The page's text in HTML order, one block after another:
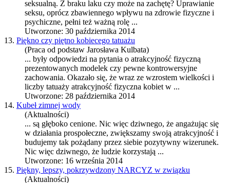
seksualną. Z braku laku czy może na zachętę? Uprawianie
seksu, oprócz zbawiennego wpływu na zdrowie fizyczne i
psychiczne, pełni też ważną rolę ...
Utworzone: 30 października 2014
13. Piękno czy piętno kobiecego tatuażu
(Praca od podstaw Jarosława Kulbata)
... były odpowiedzi na pytania o atrakcyjność fizyczną
prezentowanych modelek czy pewne kontrowersyjne
zachowania. Okazało się, że wraz ze wzrostem wielkości i
liczby tatuaży atrakcyjność fizyczna kobiet w ...
Utworzone: 28 października 2014
14. Kubeł zimnej wody
(Aktualności)
... są głęboko cenione. Nic więc dziwnego, że angażując się
w działania prospołeczne, zwiększamy swoją atrakcyjność i
budujemy tak pożądany przez siebie pozytywny wizerunek.
Nic więc dziwnego, że ludzie korzystają ...
Utworzone: 16 września 2014
15. Piękny, lepszy, pokrzywdzony NARCYZ w związku
(Aktualności)